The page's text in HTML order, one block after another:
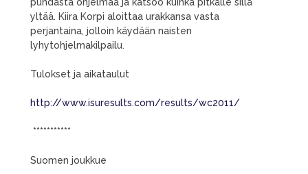
yltää. Kiira Korpi aloittaa urakkansa vasta
perjantaina, jolloin käydään naisten
lyhytohjelmakilpailu.
Tulokset ja aikataulut
http://www.isuresults.com/results/wc2011/
***********
Suomen joukkue